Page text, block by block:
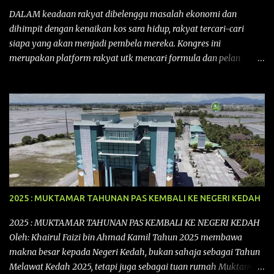
DALAM keadaan rakyat dibelenggu masalah ekonomi dan
dihimpit dengan kenaikan kos sara hidup, rakyat tercari-cari
siapa yang akan menjadi pembela mereka. Kongres ini
merupakan platform rakyat utk mencari formula dan pelan
pertama yang telah diadakan pada 12 September 2015 di Shah
Alam, Selangor, di peringkat kebangsaan dengan tema
“MEMBINA MALAYSIA SEJAHTERA”, Kongre s Rakyat di
peringkat negeri-negeri mula diadakan. Isu-isu rakyat yang telah
ditimbulkan di peringkat kebangsaan termasuklah isu-isu
ekonomi, sosial, pendidikan, pengurusan sumber, kesihatan,
budaya, pembangunan bandar dan desa, kos dan kualiti hidup
dan perundangan. Di peringkat negeri pula, isu akan dijuruskan
dengan lebih terperinci perkara-perkara tersebut dengan keadaan
setempat. Kongres Rakyat Johor ini akan melibat pelbagai pihak
dari pelbagai latar belakang yang ingin ...
2025 : MUKTAMAR TAHUNAN PAS KEMBALI KE NEGERI KEDAH
2025 : MUKTAMAR TAHUNAN PAS KEMBALI KE NEGERI KEDAH
Oleh: Khairul Faizi bin Ahmad Kamil Tahun 2025 membawa
makna besar kepada Negeri Kedah, bukan sahaja sebagai Tahun
Melawat Kedah 2025, tetapi juga sebagai tuan rumah Muktamar